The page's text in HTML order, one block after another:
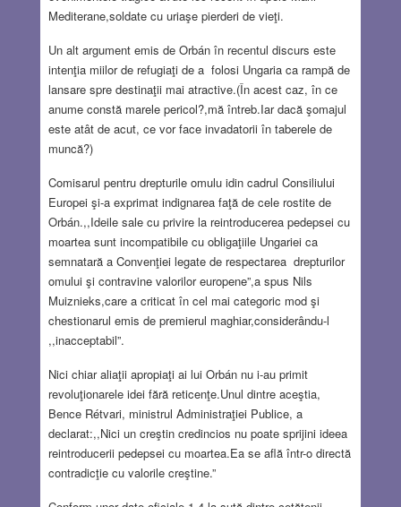
Mediterane,soldate cu uriaşe pierderi de vieţi.
Un alt argument emis de Orbán în recentul discurs este
intenţia miilor de refugiaţi de a folosi Ungaria ca rampă de
lansare spre destinaţii mai atractive.(În acest caz, în ce
anume constă marele pericol?,mă întreb.Iar dacă şomajul
este atât de acut, ce vor face invadatorii în taberele de
muncă?)
Comisarul pentru drepturile omulu idin cadrul Consiliului
Europei şi-a exprimat indignarea faţă de cele rostite de
Orbán.,,Ideile sale cu privire la reintroducerea pedepsei cu
moartea sunt incompatibile cu obligaţiile Ungariei ca
semnatară a Convenţiei legate de respectarea drepturilor
omului şi contravine valorilor europene”,a spus Nils
Muiznieks,care a criticat în cel mai categoric mod şi
chestionarul emis de premierul maghiar,considerându-l
,,inacceptabil”.
Nici chiar aliaţii apropiaţi ai lui Orbán nu i-au primit
revoluţionarele idei fără reticenţe.Unul dintre aceştia,
Bence Rétvari, ministrul Administraţiei Publice, a
declarat:,,Nici un creştin credincios nu poate sprijini ideea
reintroducerii pedepsei cu moartea.Ea se află într-o directă
contradicţie cu valorile creştine.”